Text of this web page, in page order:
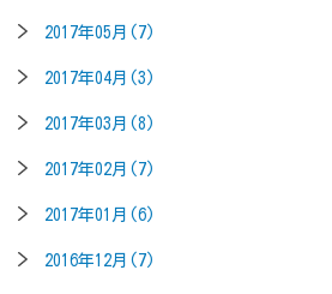
2017年05月(7)
2017年04月(3)
2017年03月(8)
2017年02月(7)
2017年01月(6)
2016年12月(7)